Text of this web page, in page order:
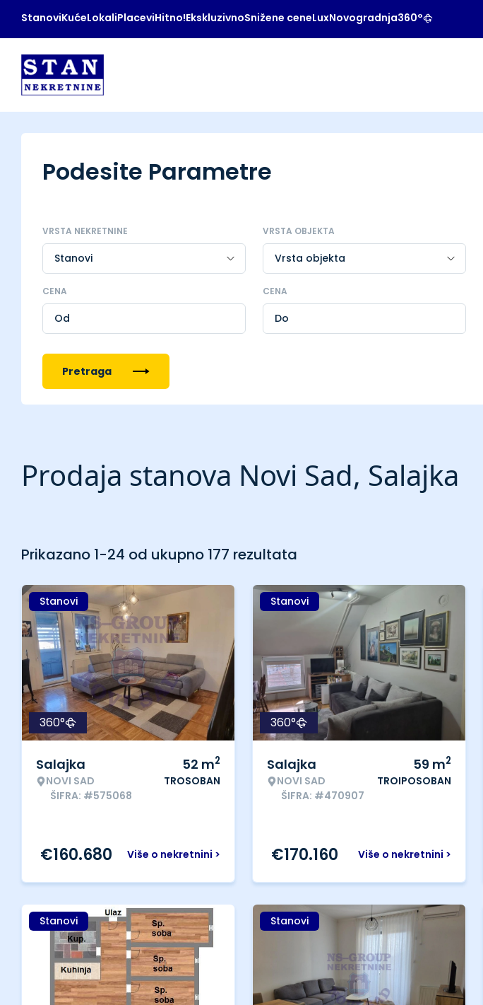
StanoviKućeLokaliPlaceviHitno!EkskluzivnoSnižene ceneLuxNovogradnja360°
Podesite Parametre
VRSTA NEKRETNINE VRSTA OBJEKTA
CENA CENA
Pretraga
Prodaja stanova Novi Sad, Salajka
Prikazano 1-24 od ukupno 177 rezultata
Stanovi
360°
Salajka
NOVI SAD
ŠIFRA: #575068
52 m2
TROSOBAN
Više o nekretnini >
€160.680
Stanovi
360°
Salajka
NOVI SAD
ŠIFRA: #470907
59 m2
TROIPOSOBAN
Više o nekretnini >
€170.160
Stanovi Stanovi